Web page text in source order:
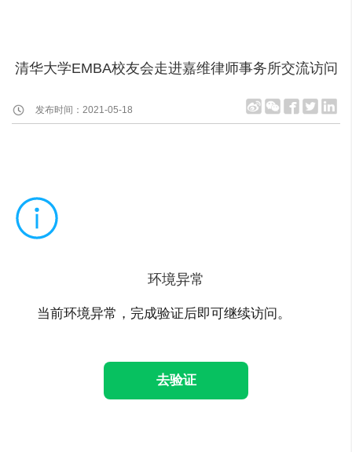
清华大学EMBA校友会走进嘉维律师事务所交流访问
发布时间：2021-05-18
环境异常
当前环境异常，完成验证后即可继续访问。
去验证